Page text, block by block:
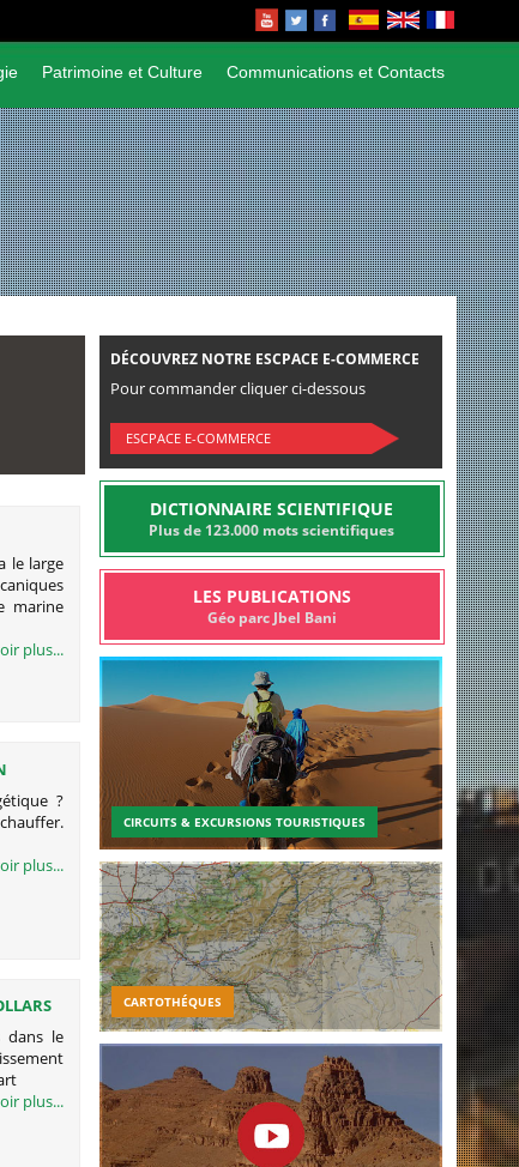
Patrimoine et Culture Communications et Contacts
le large
marine
plus...
?
plus...
dans le
plus...
DÉCOUVREZ NOTRE ESCPACE E-COMMERCE
Pour commander cliquer ci-dessous
ESCPACE E-COMMERCE
DICTIONNAIRE SCIENTIFIQUE
Plus de 123.000 mots scientifiques
LES PUBLICATIONS
Géo parc Jbel Bani
CIRCUITS & EXCURSIONS TOURISTIQUES
CARTOTHÉQUES